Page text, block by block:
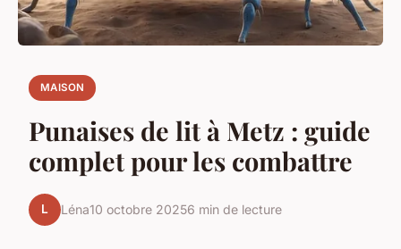
MAISON
Punaises de lit à Metz : guide
complet pour les combattre
L Léna10 octobre 20256 min de lecture